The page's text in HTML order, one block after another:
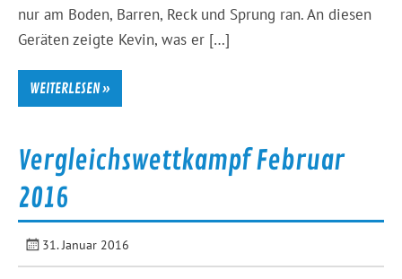
nur am Boden, Barren, Reck und Sprung ran. An diesen
Geräten zeigte Kevin, was er […]
WEITERLESEN »
Vergleichswettkampf Februar
2016
31. Januar 2016